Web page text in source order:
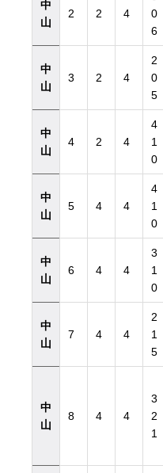
中
山
2 2 4
0
6
中
山
3 2 4
2
0
5
中
山
4 2 4
4
1
0
中
山
5 4 4
4
1
0
中
山
6 4 4
3
1
0
中
山
7 4 4
2
1
5
中
山
8 4 4
3
2
1